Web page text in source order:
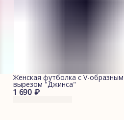
1 690 ₽
Женская футболка с V-образным
вырезом "Джинса"